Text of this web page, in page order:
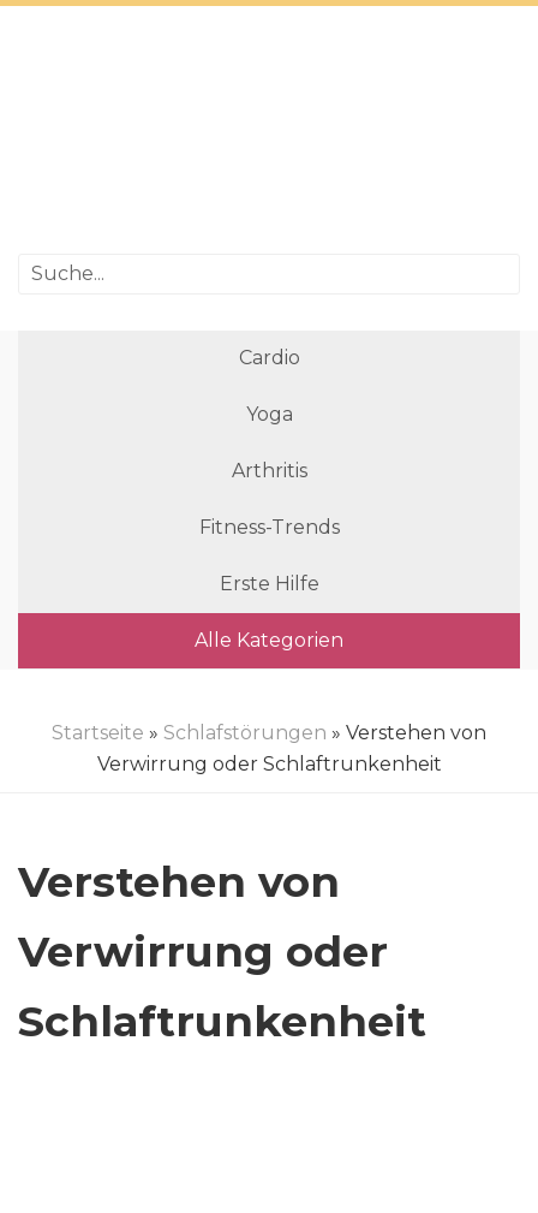
Cardio
Yoga
Arthritis
Fitness-Trends
Erste Hilfe
Alle Kategorien
Startseite » Schlafstörungen » Verstehen von
Verwirrung oder Schlaftrunkenheit
Verstehen von
Verwirrung oder
Schlaftrunkenheit